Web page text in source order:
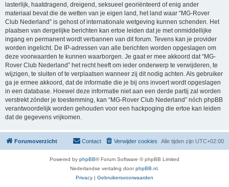
lasterlijk, haatdragend, dreigend, seksueel georiënteerd of enig ander
materiaal bevat die de wetten van je eigen land, het land waar “MG-Rover
Club Nederland” is gehost of internationale wetgeving kunnen schenden. Het
plaatsen van dergelijke berichten kan ertoe leiden dat je met onmiddellijke
ingang en permanent wordt verbannen van dit forum. Tevens kan je provider
worden ingelicht. De IP-adressen van alle berichten worden opgeslagen om
deze voorwaarden te kunnen waarborgen. Je gaat er mee akkoord dat “MG-
Rover Club Nederland” het recht heeft om ieder onderwerp te verwijderen, te
wijzigen, te sluiten of te verplaatsen wanneer zij dit nodig achten. Als gebruiker
ga je ermee akkoord, dat de informatie die je bij ons invoert wordt opgeslagen
in een database. Hoewel deze informatie niet aan een derde partij zal worden
verstrekt zónder je toestemming, kan “MG-Rover Club Nederland” nóch phpBB
verantwoordelijk worden gehouden voor een hackpoging die ertoe kan leiden
dat de gegevens vrijkomen.
Forumoverzicht Alle tijden zijn UTC+02:00
Verwijder cookies
Contact
Powered by phpBB® Forum Software © phpBB Limited
Nederlandse vertaling doorphpBB.nl
Privacy | Gebruikersvoorwaarden